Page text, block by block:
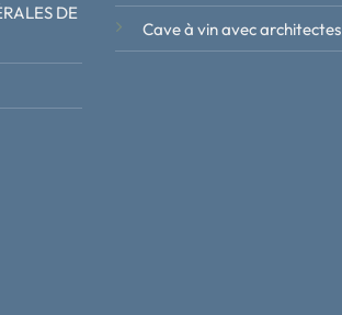
DE
Cave à vin avec architectes